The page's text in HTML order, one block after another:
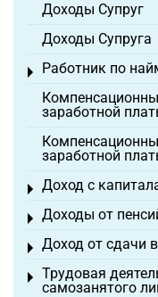
Доходы Супруг
Доходы Супруга
Работник по
Toggle menu
заработной
заработной
Доход с
Toggle menu
Доходы от
Toggle menu
Доход от сдачи
Toggle menu
Трудовая
самозанятого
Toggle menu